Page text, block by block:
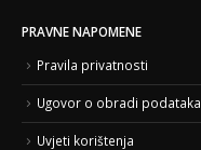
PRAVNE NAPOMENE
Pravila privatnosti
Ugovor o obradi podataka
Uvjeti korištenja